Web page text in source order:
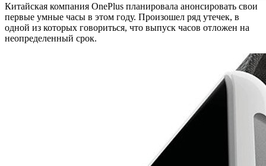
Китайская компания OnePlus планировала анонсировать свои
первые умные часы в этом году. Произошел ряд утечек, в
одной из которых говориться, что выпуск часов отложен на
неопределенный срок.